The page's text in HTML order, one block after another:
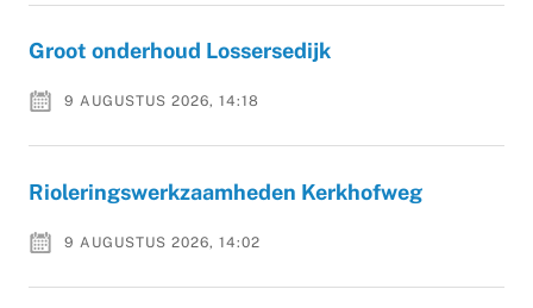
Groot onderhoud Lossersedijk
9 AUGUSTUS 2026, 14:18
Rioleringswerkzaamheden Kerkhofweg
9 AUGUSTUS 2026, 14:02